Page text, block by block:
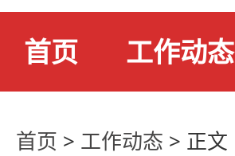
首页 工作动态
首页 > 工作动态 > 正文